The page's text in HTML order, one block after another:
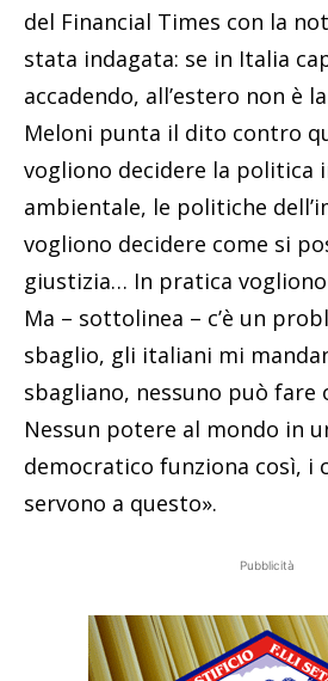
del Financial Times con la
stata indagata: se in Italia
accadendo, all’estero non è
Meloni punta il dito contro
vogliono decidere la politica
ambientale, le politiche
vogliono decidere come si
giustizia… In pratica
Ma – sottolinea – c’è un
sbaglio, gli italiani mi
sbagliano, nessuno può fare
Nessun potere al mondo in
democratico funziona così, i
servono a questo».
Pubblicità